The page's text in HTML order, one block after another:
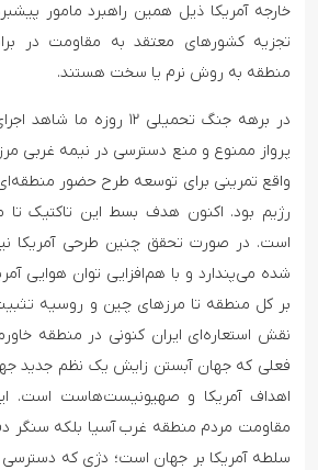
خارجه آمریکا ذیل همین راهبرد مامور
تجزیه کشورهای معتقد به مقاومت در
منطقه به روش نرم یا سخت هستند.
در برهه جنگ تحمیلی ۱۲
پرواز ممنوع و منع دسترسی در نیمه غربی
واقع تمرینی برای توسعه طرح حضور
رژیم بود. اکنون هدف بسط این تاکتیک
است. در صورت تحقق چنین طرحی آمریکا
شده می‌پندارد و با هم‌افزایی توان هوایی
بر کل منطقه تا مرزهای چین و روسیه
نقش استعاره‌ای ایران کنونی در منطقه
فعلی که جهان آبستن زایش یک نظم جدید
اهداف آمریکا و صهیونیست‌هاست است.
مقاومت مردم منطقه غرب آسیا بلکه سنگر
سلطه آمریکا بر جهان است؛ دژی که دسترسی